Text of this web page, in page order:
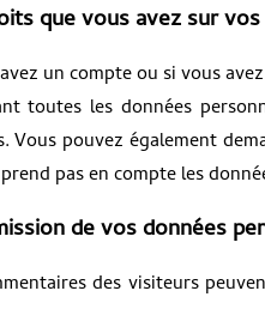
que vous avez sur
un compte ou si vous
toutes les données
Vous pouvez également
pas en compte les
de vos données
des visiteurs